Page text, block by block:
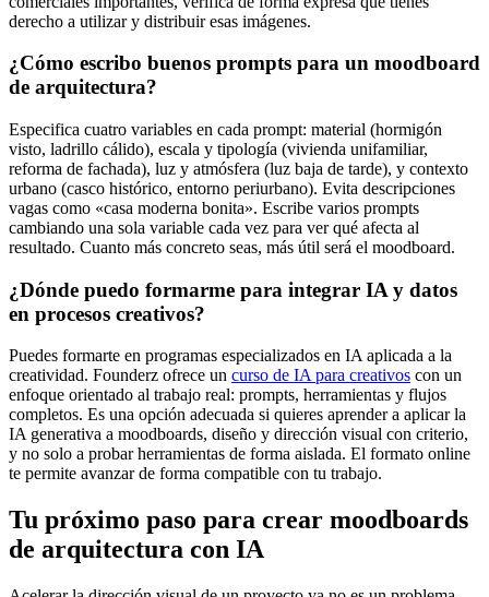
derecho a utilizar y distribuir esas imágenes.
¿Cómo escribo buenos prompts para un moodboard
de arquitectura?
Especifica cuatro variables en cada prompt: material (hormigón
visto, ladrillo cálido), escala y tipología (vivienda unifamiliar,
reforma de fachada), luz y atmósfera (luz baja de tarde), y contexto
urbano (casco histórico, entorno periurbano). Evita descripciones
vagas como «casa moderna bonita». Escribe varios prompts
cambiando una sola variable cada vez para ver qué afecta al
resultado. Cuanto más concreto seas, más útil será el moodboard.
¿Dónde puedo formarme para integrar IA y datos
en procesos creativos?
Puedes formarte en programas especializados en IA aplicada a la
creatividad. Founderz ofrece un curso de IA para creativos con un
enfoque orientado al trabajo real: prompts, herramientas y flujos
completos. Es una opción adecuada si quieres aprender a aplicar la
IA generativa a moodboards, diseño y dirección visual con criterio,
y no solo a probar herramientas de forma aislada. El formato online
te permite avanzar de forma compatible con tu trabajo.
Tu próximo paso para crear moodboards
de arquitectura con IA